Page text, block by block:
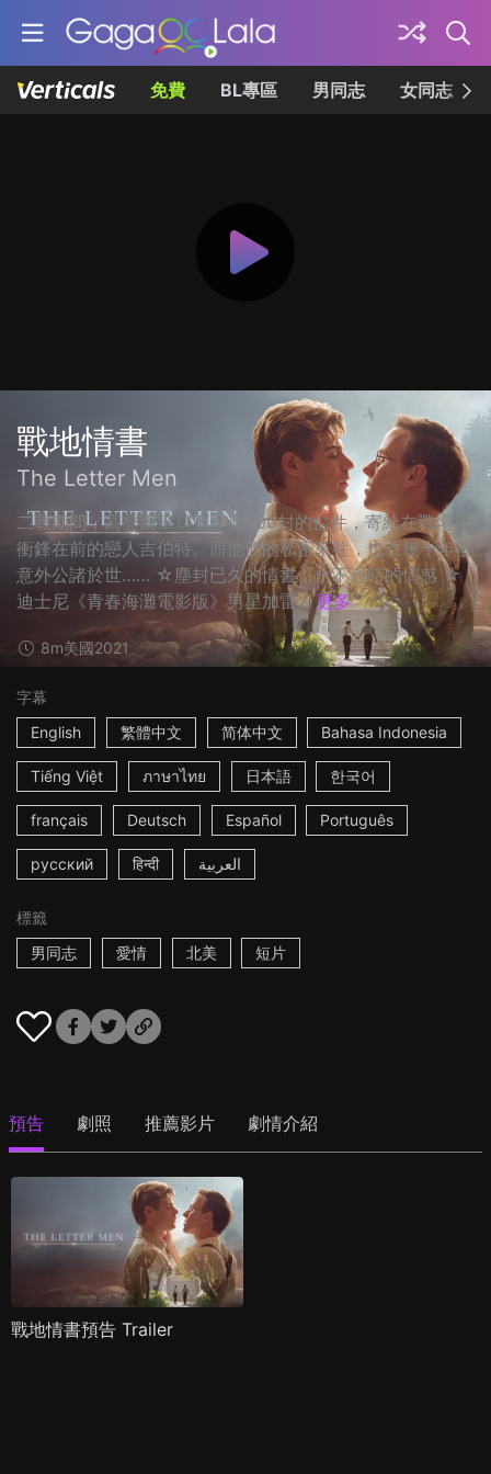
免費 BL專區 男同志 女同志
戰地情書
The Letter Men
二戰期間，高登親筆寫下超過200封的信件，寄給在戰場上
衝鋒在前的戀人吉伯特。而他們的私密來往，也在幾十年後
意外公諸於世…… ☆塵封已久的情書，永不過時的情感 ☆
迪士尼《青春海灘電影版》男星加雷... 更多
8m美國2021
字幕
English
繁體中文 简体中文 Bahasa Indonesia
Tiếng Việt ภาษาไทย 日本語 한국어
français Deutsch Español Português
русский हिन्दी العربية
標籤
男同志
愛情 北美 短片
預告 劇照 推薦影片 劇情介紹
戰地情書預告 Trailer